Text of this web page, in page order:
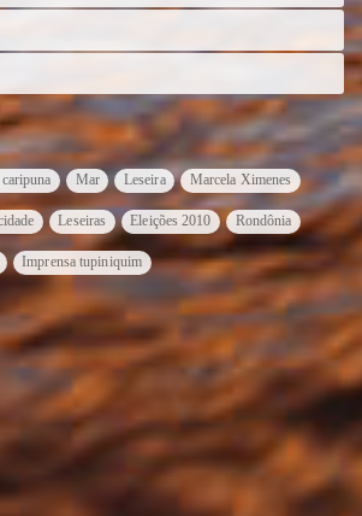
Mar Leseira Marcela Ximenes
Leseiras Eleições 2010 Rondônia
Imprensa tupiniquim